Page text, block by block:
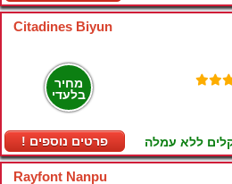
Citadines Biyun
מחיר
בלעדי
! פרטים נוספים ללא עמלה
Rayfont Nanpu